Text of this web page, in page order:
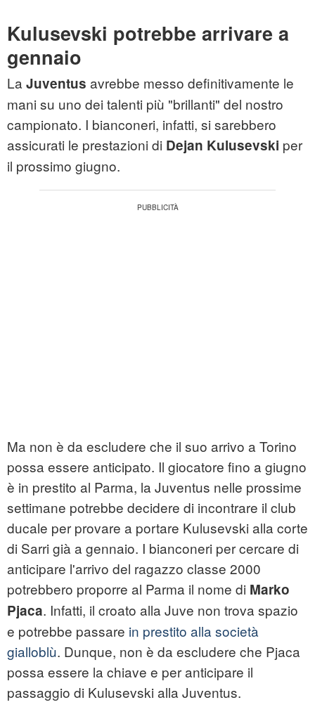
Kulusevski potrebbe arrivare a
gennaio
La Juventus avrebbe messo definitivamente le
mani su uno dei talenti più "brillanti" del nostro
campionato. I bianconeri, infatti, si sarebbero
assicurati le prestazioni di Dejan Kulusevski per
il prossimo giugno.
Ma non è da escludere che il suo arrivo a Torino
possa essere anticipato. Il giocatore fino a giugno
è in prestito al Parma, la Juventus nelle prossime
settimane potrebbe decidere di incontrare il club
ducale per provare a portare Kulusevski alla corte
di Sarri già a gennaio. I bianconeri per cercare di
anticipare l'arrivo del ragazzo classe 2000
potrebbero proporre al Parma il nome di Marko
Pjaca. Infatti, il croato alla Juve non trova spazio
e potrebbe passare in prestito alla società
gialloblù. Dunque, non è da escludere che Pjaca
possa essere la chiave e per anticipare il
passaggio di Kulusevski alla Juventus.